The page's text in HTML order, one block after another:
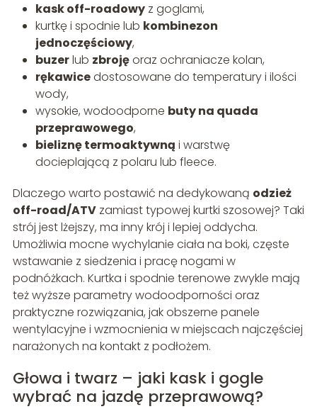
kask off-roadowyz goglami,
kurtkę i spodnie lub kombinezon
jednoczęściowy,
buzerlub zbrojęoraz ochraniacze kolan,
rękawicedostosowane do temperatury i ilości
wody,
wysokie, wodoodporne buty na quada
przeprawowego,
bieliznę termoaktywną i warstwę
docieplającą z polaru lub fleece.
Dlaczego warto postawić na dedykowaną odzież
off-road/ATVzamiast typowej kurtki szosowej? Taki
strój jest lżejszy, ma inny krój i lepiej oddycha.
Umożliwia mocne wychylanie ciała na boki, częste
wstawanie z siedzenia i pracę nogami w
podnóżkach. Kurtka i spodnie terenowe zwykle mają
też wyższe parametry wodoodporności oraz
praktyczne rozwiązania, jak obszerne panele
wentylacyjne i wzmocnienia w miejscach najczęściej
narażonych na kontakt z podłożem.
Głowa i twarz – jaki kask i gogle
wybrać na jazdę przeprawową?